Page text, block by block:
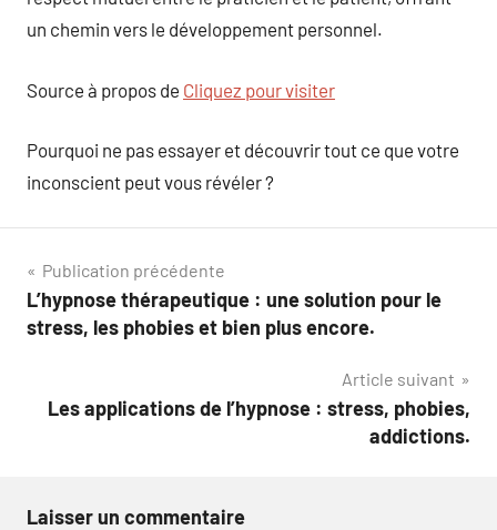
un chemin vers le développement personnel.
Source à propos de Cliquez pour visiter
Pourquoi ne pas essayer et découvrir tout ce que votre
inconscient peut vous révéler ?
Navigation
de
Publication précédente
L’hypnose thérapeutique : une solution pour le
stress, les phobies et bien plus encore.
Article suivant
Les applications de l’hypnose : stress, phobies,
addictions.
Laisser un commentaire